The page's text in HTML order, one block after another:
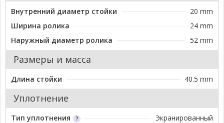
Внутренний диаметр стойки
20 mm
Ширина ролика
24 mm
Наружный диаметр ролика
52 mm
Размеры и масса
Длина стойки 40.5 mm
Уплотнение
Тип уплотнения Экранированный